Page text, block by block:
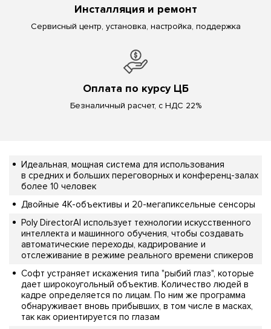
Инсталляция и ремонт
Сервисный центр, установка, настройка, поддержка
Оплата по курсу ЦБ
Безналичный расчет, с НДС 22%
Идеальная, мощная система для использования
в средних и больших переговорных и конференц-залах
более 10 человек
Двойные 4K-объективы и 20-мегапиксельные сенсоры
Poly DirectorAI использует технологии искусственного
интеллекта и машинного обучения, чтобы создавать
автоматические переходы, кадрирование и
отслеживание в режиме реального времени спикеров
Софт устраняет искажения типа "рыбий глаз", которые
дает широкоугольный объектив. Количество людей в
кадре определяется по лицам. По ним же программа
обнаруживает вновь прибывших, в том числе в масках,
так как ориентируется по глазам